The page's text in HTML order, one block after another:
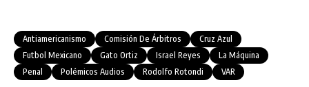
Antiamericanismo Comisión De Árbitros
Cruz Azul
Futbol Mexicano
Gato Ortiz Israel Reyes
La Máquina
Penal
Polémicos Audios Rodolfo Rotondi VAR